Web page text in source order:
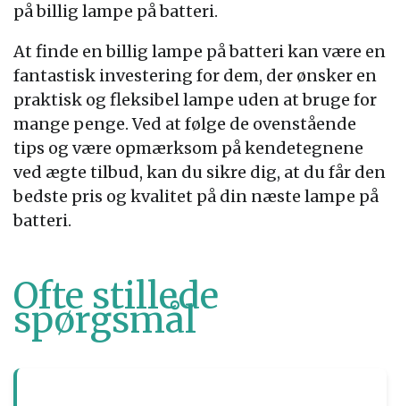
på billig lampe på batteri.
At finde en billig lampe på batteri kan være en
fantastisk investering for dem, der ønsker en
praktisk og fleksibel lampe uden at bruge for
mange penge. Ved at følge de ovenstående
tips og være opmærksom på kendetegnene
ved ægte tilbud, kan du sikre dig, at du får den
bedste pris og kvalitet på din næste lampe på
batteri.
Ofte stillede
spørgsmål